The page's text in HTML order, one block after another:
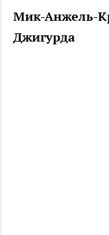
Мик-Анжель-
Джигурда